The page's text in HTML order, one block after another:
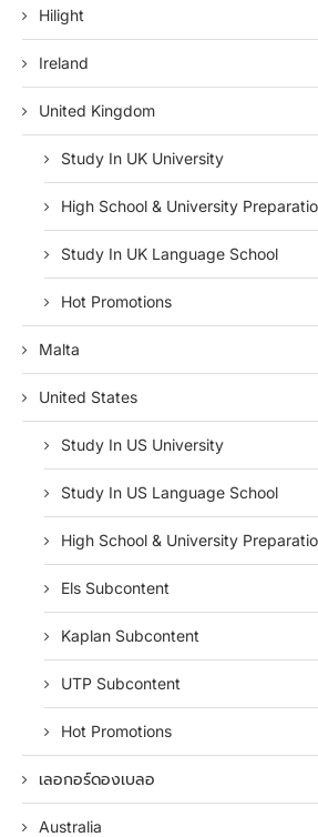
Hilight
Ireland
United Kingdom
Study In UK University
High School & University
Study In UK Language School
Hot Promotions
Malta
United States
Study In US University
Study In US Language School
High School & University
Els Subcontent
Kaplan Subcontent
UTP Subcontent
Hot Promotions
เลอกอร์ดองเบลอ
Australia